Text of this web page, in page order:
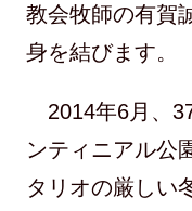
教会牧師の有賀
身を結びます。
2014年6月、
ンティニアル公
タリオの厳しい